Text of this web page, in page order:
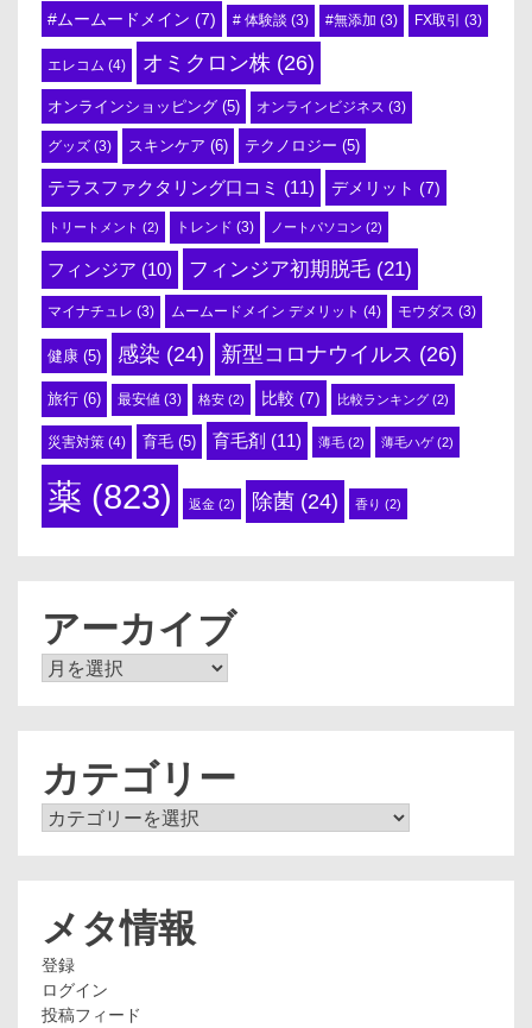
#ムームードメイン (7) # 体験談 (3) #無添加 (3) FX取引 (3)
エレコム (4) オミクロン株 (26)
オンラインショッピング (5) オンラインビジネス (3)
グッズ (3) スキンケア (6) テクノロジー (5)
テラスファクタリング口コミ (11) デメリット (7)
トリートメント (2) トレンド (3) ノートパソコン (2)
フィンジア (10) フィンジア初期脱毛 (21)
マイナチュレ (3) ムームードメイン デメリット (4) モウダス (3)
健康 (5) 感染 (24) 新型コロナウイルス (26)
旅行 (6) 最安値 (3) 格安 (2) 比較 (7) 比較ランキング (2)
災害対策 (4) 育毛 (5) 育毛剤 (11) 薄毛 (2) 薄毛ハゲ(2)
薬 (823) 返金 (2) 除菌 (24) 香り (2)
アーカイブ
ア
カテゴリー
カ
メタ情報
登録
ログイン
投稿フィード